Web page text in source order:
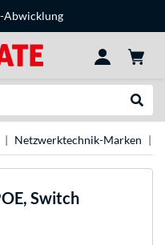
Abwicklung
Netzwerktechnik-Marken
Switch